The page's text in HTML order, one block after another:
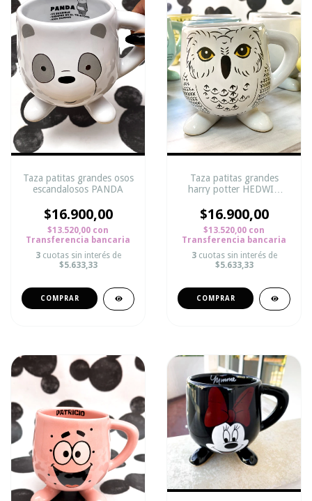
Taza patitas grandes osos
escandalosos PANDA
$16.900,00
$13.520,00 con
Transferencia bancaria
3 cuotas sin interés de
$5.633,33
Taza patitas grandes
harry potter HEDWIG
$16.900,00
$13.520,00 con
Transferencia bancaria
3 cuotas sin interés de
$5.633,33